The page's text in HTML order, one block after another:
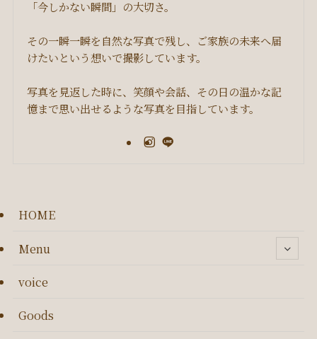
「今しかない瞬間」の大切さ。
その一瞬一瞬を自然な写真で残し、ご家族の未来へ届
けたいという想いで撮影しています。
写真を見返した時に、笑顔や会話、その日の温かな記
憶まで思い出せるような写真を目指しています。
HOME
Menu
voice
Goods